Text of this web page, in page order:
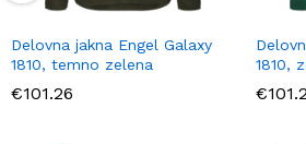
Delovna jakna Engel Galaxy
1810, temno zelena
€101.26
1810,
€